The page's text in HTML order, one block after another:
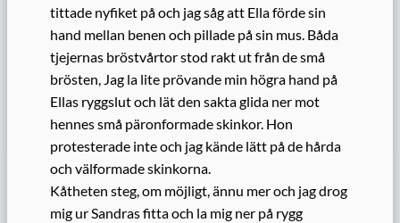
tittade nyfiket på och jag såg att Ella förde sin
hand mellan benen och pillade på sin mus. Båda
tjejernas bröstvårtor stod rakt ut från de små
brösten, Jag la lite prövande min högra hand på
Ellas ryggslut och lät den sakta glida ner mot
hennes små päronformade skinkor. Hon
protesterade inte och jag kände lätt på de hårda
och välformade skinkorna.
Kåtheten steg, om möjligt, ännu mer och jag drog
mig ur Sandras fitta och la mig ner på rygg